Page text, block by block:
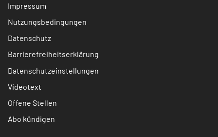
Impressum
Nutzungsbedingungen
Datenschutz
Barrierefreiheitserklärung
Datenschutzeinstellungen
Videotext
Offene Stellen
Abo kündigen